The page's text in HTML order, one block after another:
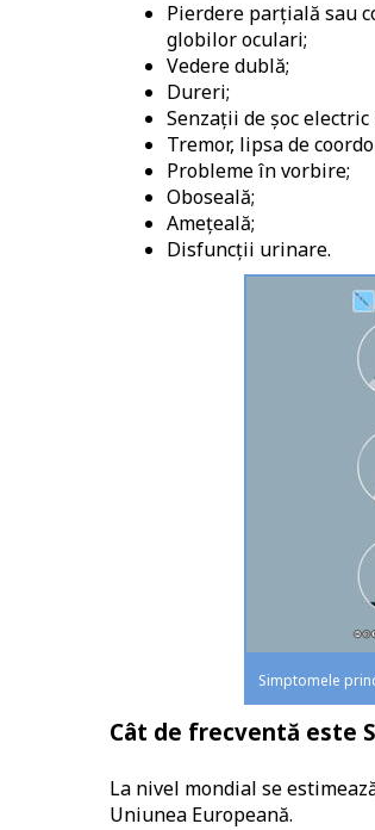
Pierdere parțială sau
globilor oculari;
Vedere dublă;
Dureri;
Senzații de șoc
Tremor, lipsa de
Probleme în vorbire;
Oboseală;
Amețeală;
Disfuncții urinare.
Simptomele
Cât de frecventă este
La nivel mondial se
Uniunea Europeană.